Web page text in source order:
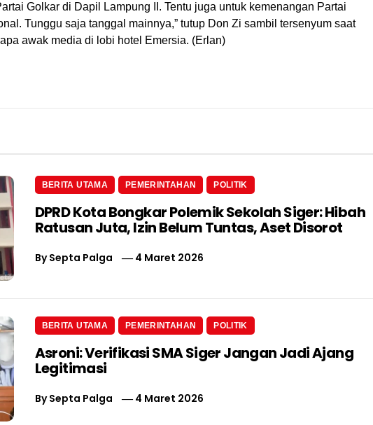
Golkar di Dapil Lampung II. Tentu juga untuk kemenangan Partai
Tunggu saja tanggal mainnya,” tutup Don Zi sambil tersenyum saat
awak media di lobi hotel Emersia. (Erlan)
BERITA UTAMA PEMERINTAHAN POLITIK
DPRD Kota Bongkar Polemik Sekolah Siger: Hibah
Ratusan Juta, Izin Belum Tuntas, Aset Disorot
BySepta Palga 4 Maret 2026
BERITA UTAMA PEMERINTAHAN POLITIK
Asroni: Verifikasi SMA Siger Jangan Jadi Ajang
Legitimasi
BySepta Palga 4 Maret 2026